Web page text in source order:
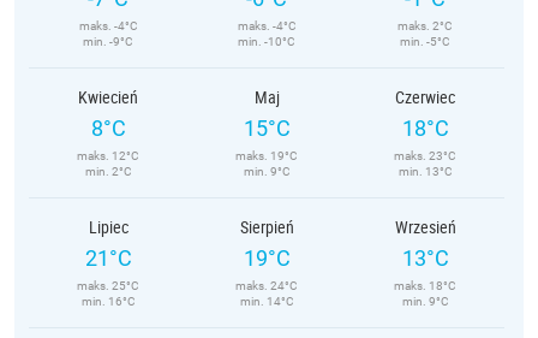
maks. -4°C
min. -9°C
maks. -4°C
min. -10°C
maks. 2°C
min. -5°C
Kwiecień
8°C
maks. 12°C
min. 2°C
Maj
15°C
maks. 19°C
min. 9°C
Czerwiec
18°C
maks. 23°C
min. 13°C
Lipiec
21°C
maks. 25°C
min. 16°C
Sierpień
19°C
maks. 24°C
min. 14°C
Wrzesień
13°C
maks. 18°C
min. 9°C